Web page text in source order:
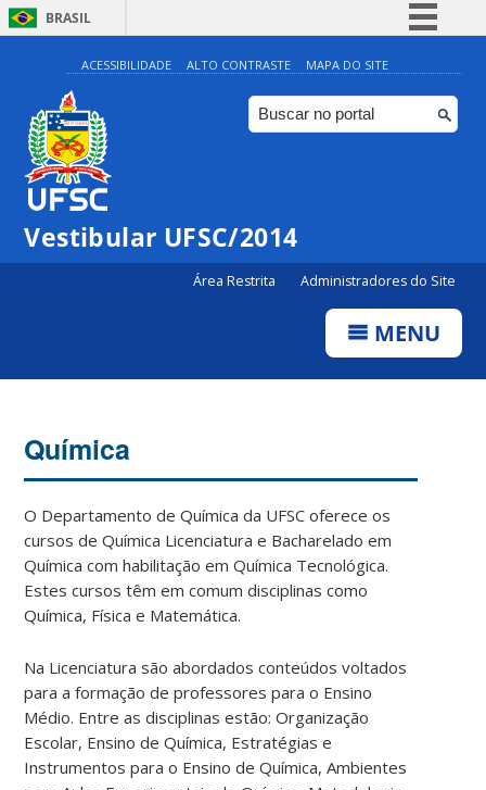
BRASIL
Simplifique!
Comunica BR
Participe
ACESSIBILIDADE ALTO CONTRASTE MAPA DO SITE
Vestibular UFSC/2014
Área Restrita Administradores do Site
MENU
Química
O Departamento de Química da UFSC oferece os
cursos de Química Licenciatura e Bacharelado em
Química com habilitação em Química Tecnológica.
Estes cursos têm em comum disciplinas como
Química, Física e Matemática.
Na Licenciatura são abordados conteúdos voltados
para a formação de professores para o Ensino
Médio. Entre as disciplinas estão: Organização
Escolar, Ensino de Química, Estratégias e
Instrumentos para o Ensino de Química, Ambientes